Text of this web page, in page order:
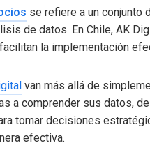
se refiere a un conjunto
de datos. En Chile, AK
la implementación
van más allá de
a comprender sus datos,
tomar decisiones
efectiva.